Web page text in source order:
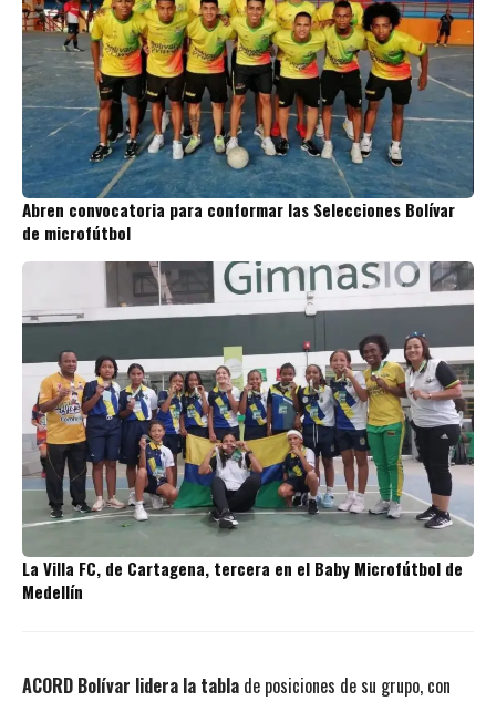
Abren convocatoria para conformar las Selecciones Bolívar
de microfútbol
La Villa FC, de Cartagena, tercera en el Baby Microfútbol de
Medellín
ACORD Bolívar lidera la tabla de posiciones de su grupo, con